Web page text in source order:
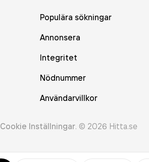
Populära sökningar
Annonsera
Integritet
Nödnummer
Användarvillkor
Cookie Inställningar. © 2026 Hitta.se